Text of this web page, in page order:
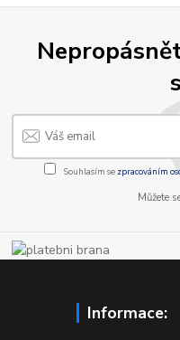
Souhlasím se zpracováním
Můžete
Informace: